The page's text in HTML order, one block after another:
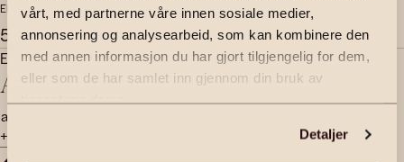
vårt, med partnerne våre innen sosiale medier,
annonsering og analysearbeid, som kan kombinere den
med annen informasjon du har gjort tilgjengelig for dem,
eller som de har samlet inn gjennom din bruk av
tjenestene deres.
Detaljer
EKSTERNT BRUKSAREAL
5 m2
Eiendomsmegler | Partner
Anya Martinsen
anya.martinsen@emera.no
+47 472 65 457